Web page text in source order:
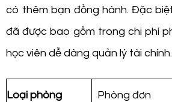
có thêm bạn đồng hành. Đặc
đã được bao gồm trong chi phí
học viên dễ dàng quản lý tài chính.
Loại phòng Phòng đơn